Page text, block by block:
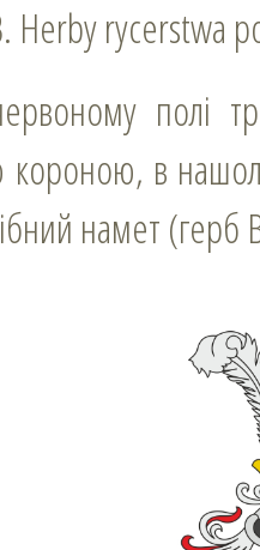
Herby rycerstwa
в
намет (герб